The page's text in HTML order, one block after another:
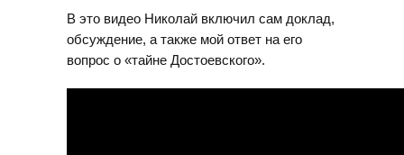
В это видео Николай включил сам доклад,
обсуждение, а также мой ответ на его
вопрос о «тайне Достоевского».